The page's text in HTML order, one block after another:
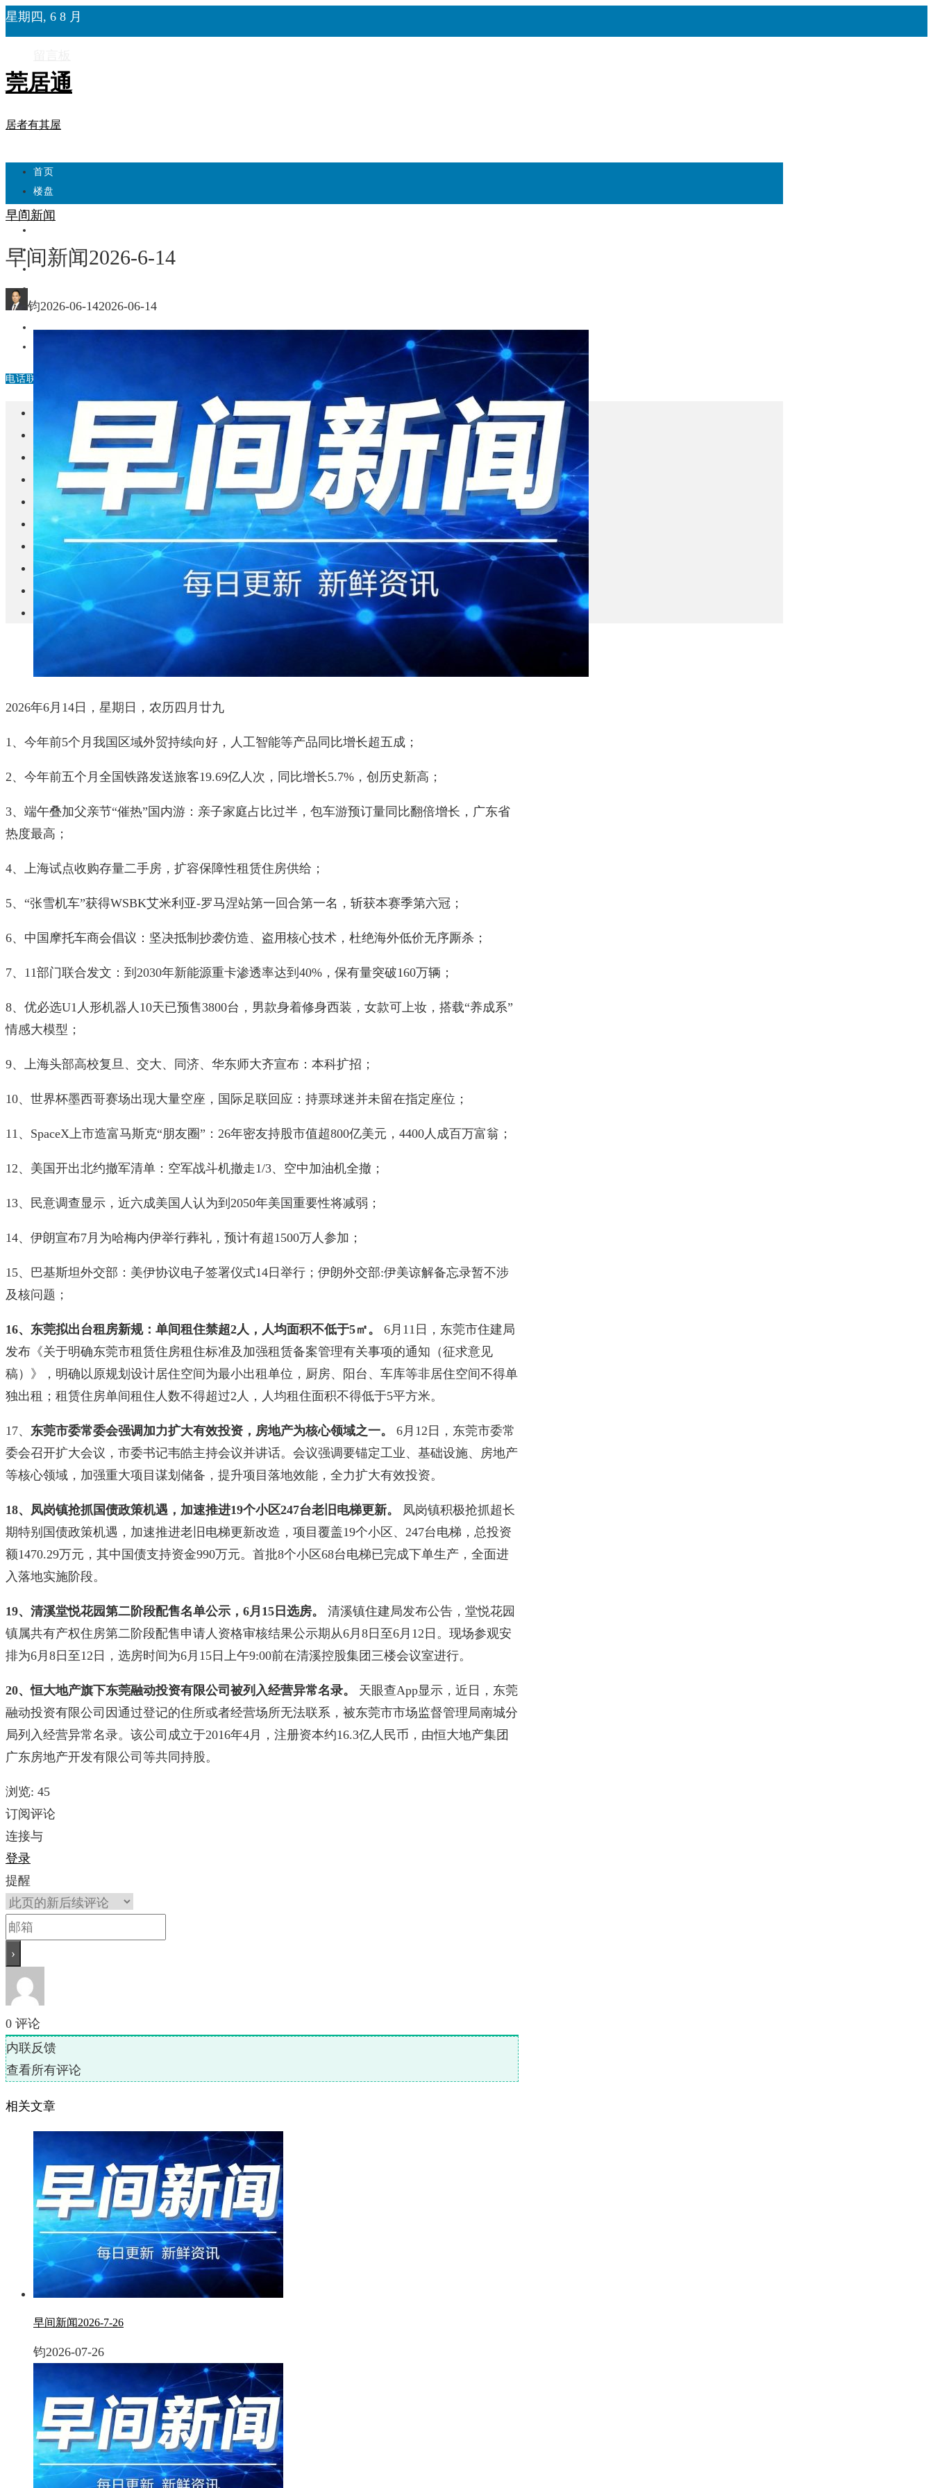
星期四, 6 8 月
莞居通
居者有其屋
首页
楼盘
学校
自建房
东莞
房产政策
中国
电话联系
住宅
东莞
城市更新
房产政策
中国
其他
早间新闻
早间新闻2026-6-14
钧2026-06-142026-06-14
2026年6月14日，星期日，农历四月廿九
1、今年前5个月我国区域外贸持续向好，人工智能等产品同比增长超五成；
2、今年前五个月全国铁路发送旅客19.69亿人次，同比增长5.7%，创历史新高；
3、端午叠加父亲节“催热”国内游：亲子家庭占比过半，包车游预订量同比翻倍增长，广东省
热度最高；
4、上海试点收购存量二手房，扩容保障性租赁住房供给；
5、“张雪机车”获得WSBK艾米利亚-罗马涅站第一回合第一名，斩获本赛季第六冠；
6、中国摩托车商会倡议：坚决抵制抄袭仿造、盗用核心技术，杜绝海外低价无序厮杀；
7、11部门联合发文：到2030年新能源重卡渗透率达到40%，保有量突破160万辆；
8、优必选U1人形机器人10天已预售3800台，男款身着修身西装，女款可上妆，搭载“养成系”
情感大模型；
9、上海头部高校复旦、交大、同济、华东师大齐宣布：本科扩招；
10、世界杯墨西哥赛场出现大量空座，国际足联回应：持票球迷并未留在指定座位；
11、SpaceX上市造富马斯克“朋友圈”：26年密友持股市值超800亿美元，4400人成百万富翁；
12、美国开出北约撤军清单：空军战斗机撤走1/3、空中加油机全撤；
13、民意调查显示，近六成美国人认为到2050年美国重要性将减弱；
14、伊朗宣布7月为哈梅内伊举行葬礼，预计有超1500万人参加；
15、巴基斯坦外交部：美伊协议电子签署仪式14日举行；伊朗外交部:伊美谅解备忘录暂不涉
及核问题；
16、东莞拟出台租房新规：单间租住禁超2人，人均面积不低于5㎡。 6月11日，东莞市住建局
发布《关于明确东莞市租赁住房租住标准及加强租赁备案管理有关事项的通知（征求意见
稿）》，明确以原规划设计居住空间为最小出租单位，厨房、阳台、车库等非居住空间不得单
独出租；租赁住房单间租住人数不得超过2人，人均租住面积不得低于5平方米。
17、 东莞市委常委会强调加力扩大有效投资，房地产为核心领域之一。
6月12日，东莞市委常
委会召开扩大会议，市委书记韦皓主持会议并讲话。会议强调要锚定工业、基础设施、房地产
等核心领域，加强重大项目谋划储备，提升项目落地效能，全力扩大有效投资。
18、凤岗镇抢抓国债政策机遇，加速推进19个小区247台老旧电梯更新。
凤岗镇积极抢抓超长
期特别国债政策机遇，加速推进老旧电梯更新改造，项目覆盖19个小区、247台电梯，总投资
额1470.29万元，其中国债支持资金990万元。首批8个小区68台电梯已完成下单生产，全面进
入落地实施阶段。
19、清溪堂悦花园第二阶段配售名单公示，6月15日选房。
清溪镇住建局发布公告，堂悦花园
镇属共有产权住房第二阶段配售申请人资格审核结果公示期从6月8日至6月12日。现场参观安
排为6月8日至12日，选房时间为6月15日上午9:00前在清溪控股集团三楼会议室进行。
20、恒大地产旗下东莞融动投资有限公司被列入经营异常名录。
天眼查App显示，近日，东莞
融动投资有限公司因通过登记的住所或者经营场所无法联系，被东莞市市场监督管理局南城分
局列入经营异常名录。该公司成立于2016年4月，注册资本约16.3亿人民币，由恒大地产集团
广东房地产开发有限公司等共同持股。
浏览: 45
订阅评论
连接与
登录
提醒
0 评论
内联反馈
查看所有评论
相关文章
早间新闻2026-7-26
钧2026-07-26